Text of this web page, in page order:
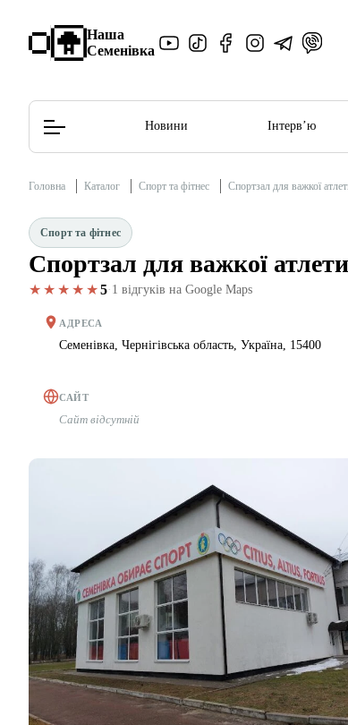
Наша
Семенівка
Редакційна політика
Етичний кодекс
Новини Інтерв’ю
Головна Каталог Спорт та фітнес Спортзал для важкої
Спорт та фітнес
Спортзал для важкої
★★★★★5· 1 відгуків на Google Maps
АДРЕСА
Семенівка, Чернігівська область, Україна, 15400
САЙТ
Сайт відсутній